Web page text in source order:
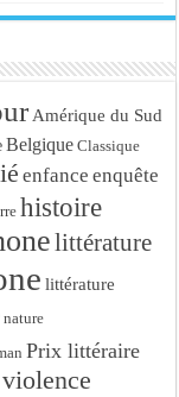
Amérique du Sud
Belgique Classique
enfance enquête
histoire
littérature
littérature
nature
Prix littéraire
violence